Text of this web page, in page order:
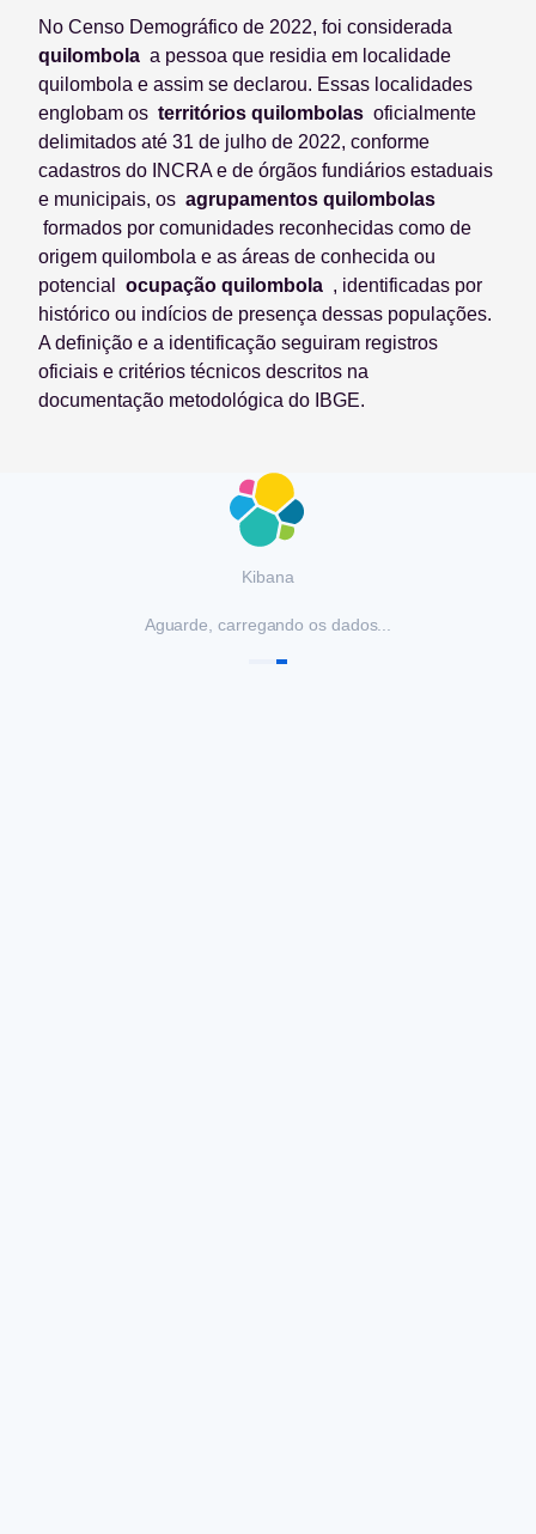
No Censo Demográfico de 2022, foi considerada
quilombola a pessoa que residia em localidade
quilombola e assim se declarou. Essas localidades
englobam os territórios quilombolas oficialmente
delimitados até 31 de julho de 2022, conforme
cadastros do INCRA e de órgãos fundiários estaduais
e municipais, os agrupamentos quilombolas
formados por comunidades reconhecidas como de
origem quilombola e as áreas de conhecida ou
potencial ocupação quilombola , identificadas por
histórico ou indícios de presença dessas populações.
A definição e a identificação seguiram registros
oficiais e critérios técnicos descritos na
documentação metodológica do IBGE.